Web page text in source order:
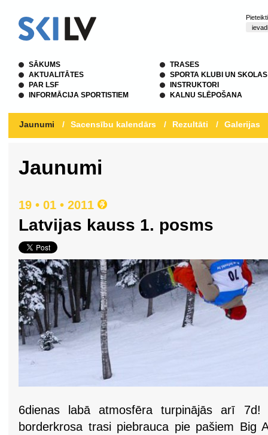
SĀKUMS
AKTUALITĀTES
PAR LSF
INFORMĀCIJA SPORTISTIEM
TRASES
SPORTA KLUBI UN SKOLAS
INSTRUKTORI
KALNU SLĒPOŠANA
Jaunumi / Sacensību kalendārs / Rezultāti / Galerijas
Jaunumi
19 • 01 • 2011
Latvijas kauss 1. posms
6dienas labā atmosfēra turpinājās arī
borderkrosa trasi piebrauca pie pašiem Big